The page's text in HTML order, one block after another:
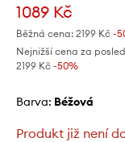
1089 Kč
Běžná cena: 2199 Kč -
Nejnižší cena za
2199 Kč -50%
Barva: béžová
Produkt již není